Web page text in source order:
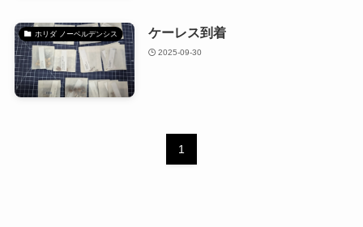
ホリダ ノーベルデンシス ケーレス到着
2025-09-30
1